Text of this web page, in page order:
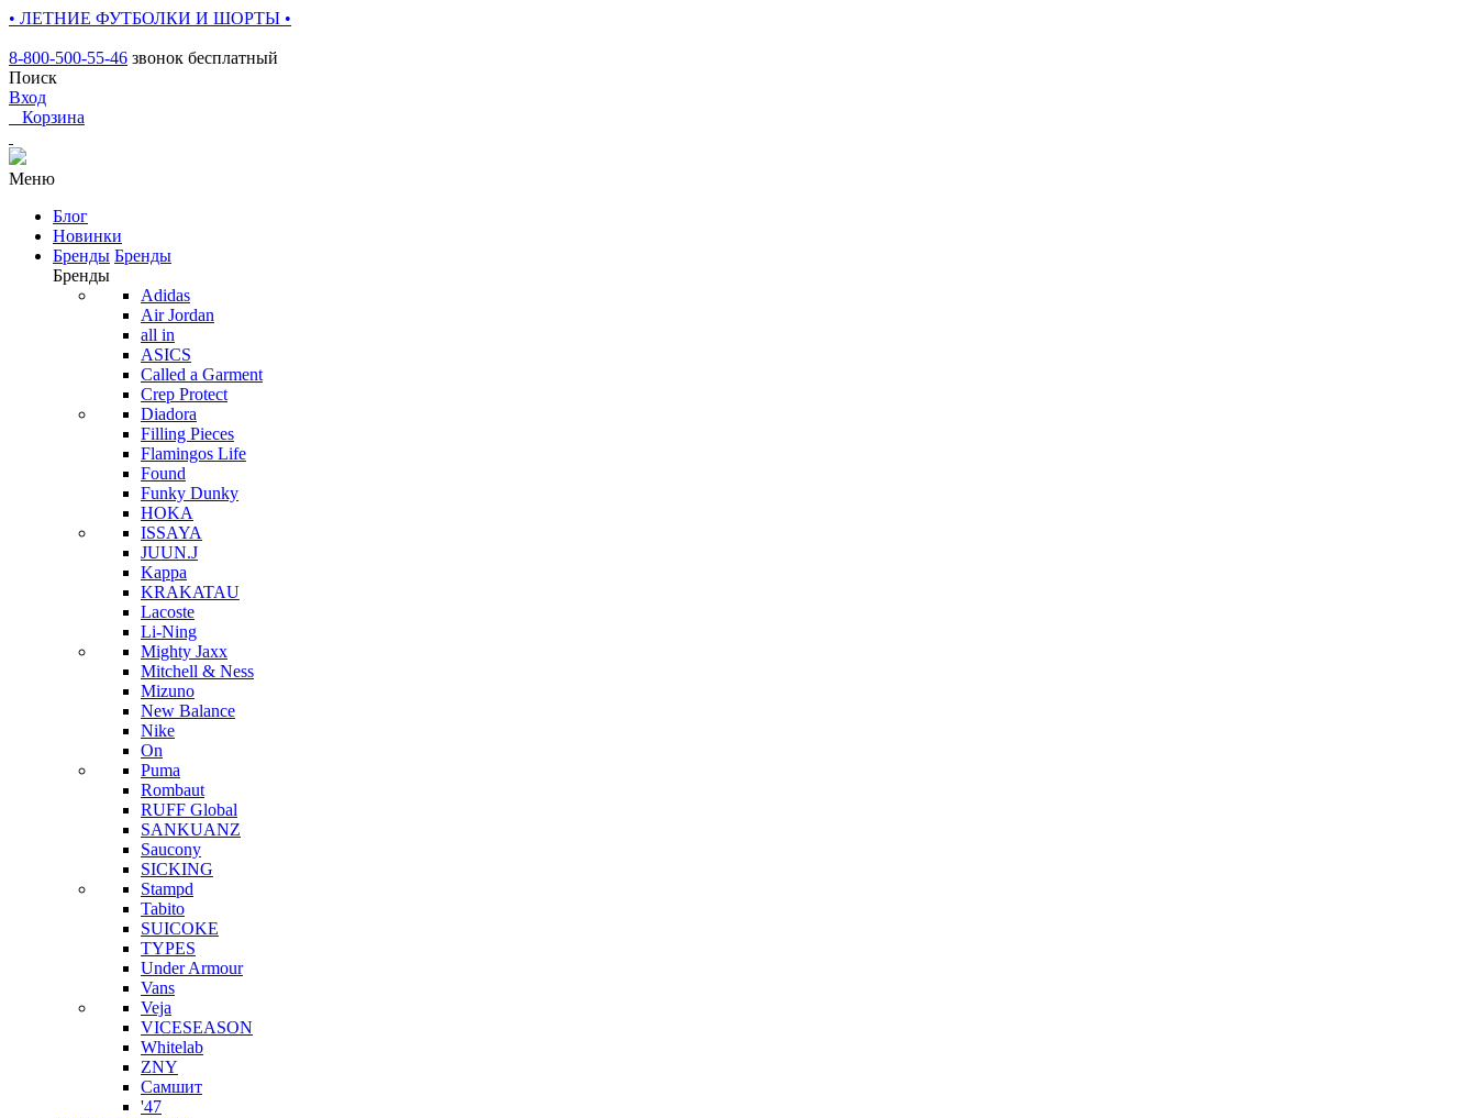
• ЛЕТНИЕ ФУТБОЛКИ И ШОРТЫ •
8-800-500-55-46 звонок бесплатный
Поиск
Вход
Корзина
Меню
Блог
Новинки
Бренды Бренды
Бренды
Adidas
Air Jordan
all in
ASICS
Called a Garment
Crep Protect
Diadora
Filling Pieces
Flamingos Life
Found
Funky Dunky
HOKA
ISSAYA
JUUN.J
Kappa
KRAKATAU
Lacoste
Li-Ning
Mighty Jaxx
Mitchell & Ness
Mizuno
New Balance
Nike
On
Puma
Rombaut
RUFF Global
SANKUANZ
Saucony
SICKING
Stampd
Tabito
SUICOKE
TYPES
Under Armour
Vans
Veja
VICESEASON
Whitelab
ZNY
Самшит
'47